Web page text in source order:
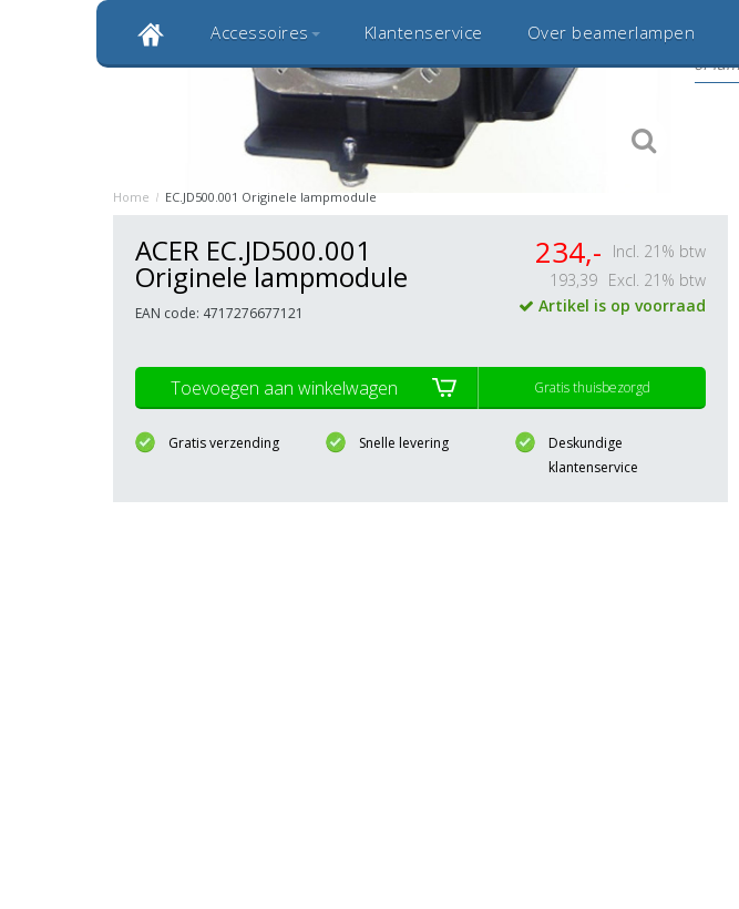
Klantbeoordeling 9,0
Bekijk alle 1000+ reviews
Accessoires Klantenservice Over beamerlampen
Originele kwaliteitsproducten 20 jaar betrouwbaar en ervaren
Home / EC.JD500.001 Originele lampmodule
ACER EC.JD500.001
Originele lampmodule
EAN code: 4717276677121
234,-
Incl. 21% btw
193,39 Excl. 21% btw
Artikel is op voorraad
Toevoegen aan winkelwagen Gratis thuisbezorgd
Gratis verzending Snelle levering
Deskundige
klantenservice